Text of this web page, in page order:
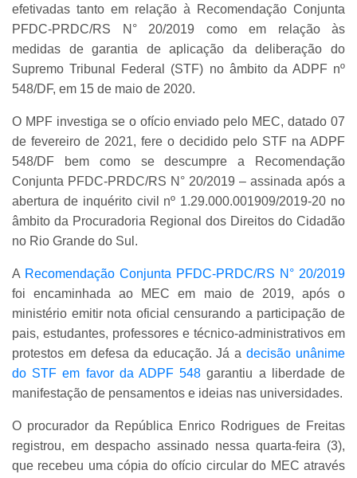
efetivadas tanto em relação à Recomendação Conjunta
PFDC-PRDC/RS N° 20/2019 como em relação às
medidas de garantia de aplicação da deliberação do
Supremo Tribunal Federal (STF) no âmbito da ADPF nº
548/DF, em 15 de maio de 2020.
O MPF investiga se o ofício enviado pelo MEC, datado 07
de fevereiro de 2021, fere o decidido pelo STF na ADPF
548/DF bem como se descumpre a Recomendação
Conjunta PFDC-PRDC/RS N° 20/2019 – assinada após a
abertura de inquérito civil nº 1.29.000.001909/2019-20 no
âmbito da Procuradoria Regional dos Direitos do Cidadão
no Rio Grande do Sul.
A Recomendação Conjunta PFDC-PRDC/RS N° 20/2019
foi encaminhada ao MEC em maio de 2019, após o
ministério emitir nota oficial censurando a participação de
pais, estudantes, professores e técnico-administrativos em
protestos em defesa da educação. Já a decisão unânime
do STF em favor da ADPF 548garantiu a liberdade de
manifestação de pensamentos e ideias nas universidades.
O procurador da República Enrico Rodrigues de Freitas
registrou, em despacho assinado nessa quarta-feira (3),
que recebeu uma cópia do ofício circular do MEC através